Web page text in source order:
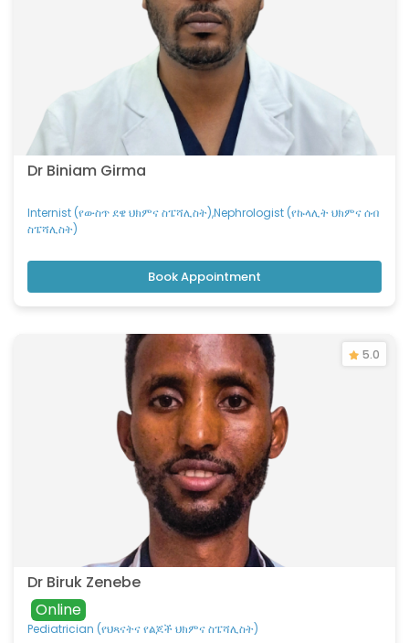
Dr Biniam Girma
Internist (የውስጥ ደዌ ህክምና ስፔሻሊስት),Nephrologist (የኩላሊት ህክምና ሰብ
ስፔሻሊስት)
Book Appointment
5.0
Dr Biruk Zenebe
Online
Pediatrician (የህጻናትና የልጆች ህክምና ስፔሻሊስት)